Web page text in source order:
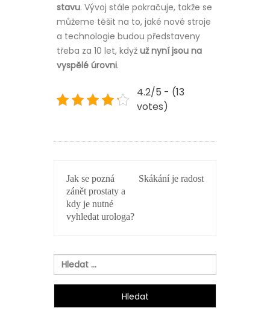
stavu. Vývoj stále pokračuje, takže se
můžeme těšit na to, jaké nové stroje
a technologie budou představeny
třeba za 10 let, když už nyní jsou na
vyspělé úrovni.
4.2/5 - (13
votes)
PRO
PŘÍSPĚVEK
Jak se pozná
zánět prostaty a
kdy je nutné
vyhledat urologa?
Skákání je radost
Vyhledávání